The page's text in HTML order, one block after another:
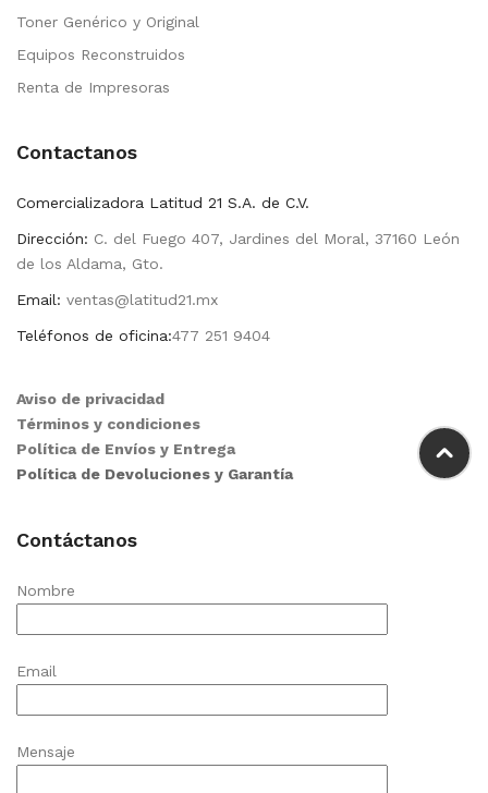
Toner Genérico y Original
Equipos Reconstruidos
Renta de Impresoras
Contactanos
Comercializadora Latitud 21 S.A. de C.V.
Dirección: C. del Fuego 407, Jardines del Moral, 37160 León
de los Aldama, Gto.
Email: ventas@latitud21.mx
Teléfonos de oficina:477 251 9404
Aviso de privacidad
Términos y condiciones
Política de Envíos y Entrega
Política de Devoluciones y Garantía
Contáctanos
Nombre
Email
Mensaje